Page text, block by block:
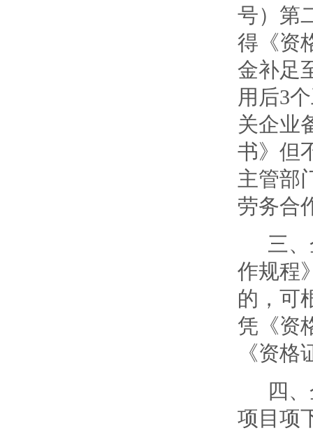
号）第
得《资
金补足
用后3
关企业
书》但
主管部
劳务合
三
作规程
的，可
凭《资
《资
四
项目项